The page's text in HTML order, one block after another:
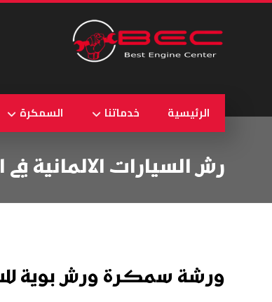
الرئيسية خدماتنا السمكرة
رش السيارات الالمانية في
ورشة سمكرة ورش بوية